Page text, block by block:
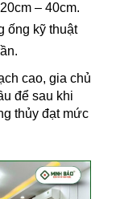
– 40cm.
ống kỹ thuật
cao, gia chủ
để sau khi
thủy đạt mức